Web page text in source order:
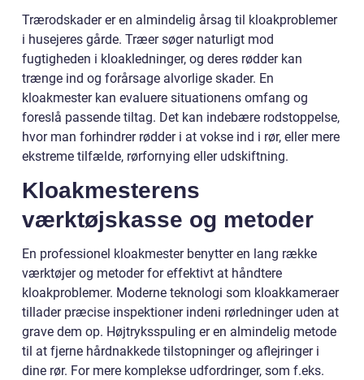
Trærodskader er en almindelig årsag til kloakproblemer
i husejeres gårde. Træer søger naturligt mod
fugtigheden i kloakledninger, og deres rødder kan
trænge ind og forårsage alvorlige skader. En
kloakmester kan evaluere situationens omfang og
foreslå passende tiltag. Det kan indebære rodstoppelse,
hvor man forhindrer rødder i at vokse ind i rør, eller mere
ekstreme tilfælde, rørfornying eller udskiftning.
Kloakmesterens
værktøjskasse og metoder
En professionel kloakmester benytter en lang række
værktøjer og metoder for effektivt at håndtere
kloakproblemer. Moderne teknologi som kloakkameraer
tillader præcise inspektioner indeni rørledninger uden at
grave dem op. Højtryksspuling er en almindelig metode
til at fjerne hårdnakkede tilstopninger og aflejringer i
dine rør. For mere komplekse udfordringer, som f.eks.